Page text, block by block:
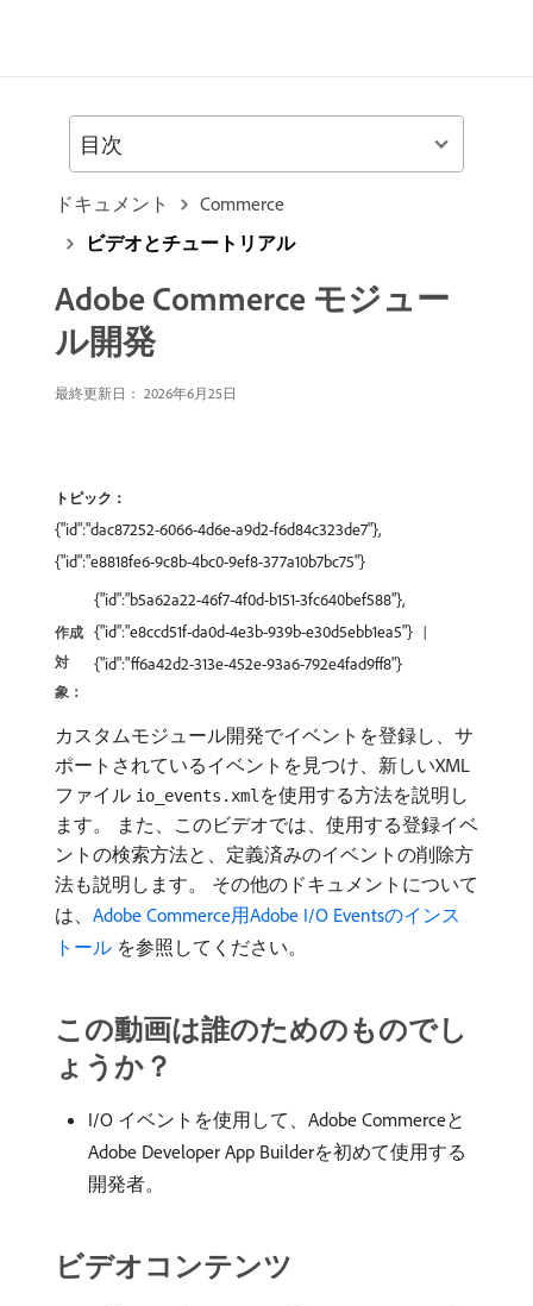
ドキュメント
Commerce
ビデオとチュートリアル
Adobe Commerce モジュー
ル開発
最終更新日： 2026年6月25日
トピック：
{"id":"dac87252-6066-4d6e-a9d2-f6d84c323de7"},
{"id":"e8818fe6-9c8b-4bc0-9ef8-377a10b7bc75"}
作成
対
象：
{"id":"b5a62a22-46f7-4f0d-b151-3fc640bef588"},
{"id":"e8ccd51f-da0d-4e3b-939b-e30d5ebb1ea5"}
{"id":"ff6a42d2-313e-452e-93a6-792e4fad9ff8"}
カスタムモジュール開発でイベントを登録し、サ
ポートされているイベントを見つけ、新しいXML
ファイル io_events.xml を使用する方法を説明し
ます。 また、このビデオでは、使用する登録イベ
ントの検索方法と、定義済みのイベントの削除方
法も説明します。 その他のドキュメントについて
は、 Adobe Commerce用Adobe I/O Eventsのインス
トール ​ を参照してください。
この動画は誰のためのものでし
ょうか？
I/O イベントを使用して、Adobe Commerceと
Adobe Developer App Builderを初めて使用する
開発者。
ビデオコンテンツ
目次